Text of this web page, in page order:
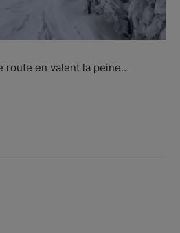
route en valent la peine…